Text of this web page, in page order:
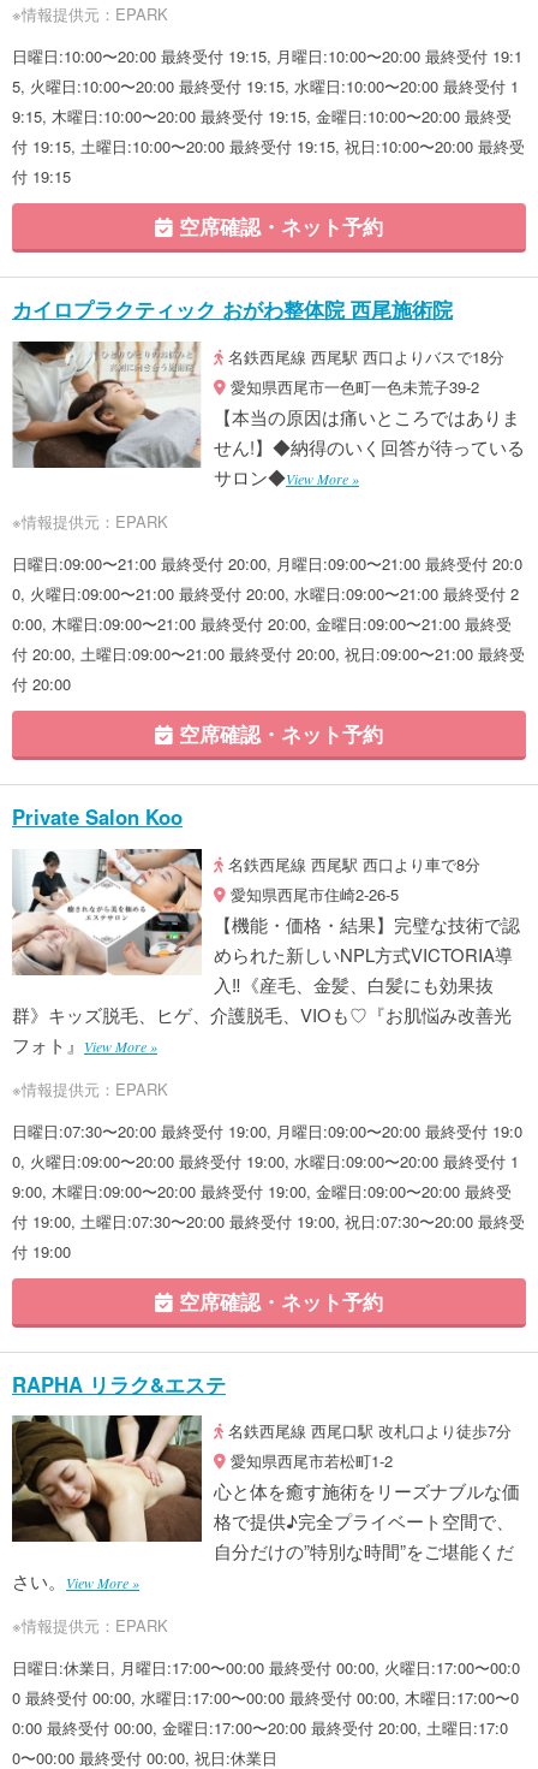
※情報提供元：EPARK
日曜日:10:00〜20:00 最終受付 19:15, 月曜日:10:00〜20:00 最終受付 19:1
5, 火曜日:10:00〜20:00 最終受付 19:15, 水曜日:10:00〜20:00 最終受付 1
9:15, 木曜日:10:00〜20:00 最終受付 19:15, 金曜日:10:00〜20:00 最終受
付 19:15, 土曜日:10:00〜20:00 最終受付 19:15, 祝日:10:00〜20:00 最終受
付 19:15
空席確認・ネット予約
カイロプラクティック おがわ整体院 西尾施術院
名鉄西尾線 西尾駅 西口よりバスで18分
愛知県西尾市一色町一色未荒子39-2
【本当の原因は痛いところではありま
せん!】◆納得のいく回答が待っている
サロン◆View More »
※情報提供元：EPARK
日曜日:09:00〜21:00 最終受付 20:00, 月曜日:09:00〜21:00 最終受付 20:0
0, 火曜日:09:00〜21:00 最終受付 20:00, 水曜日:09:00〜21:00 最終受付 2
0:00, 木曜日:09:00〜21:00 最終受付 20:00, 金曜日:09:00〜21:00 最終受
付 20:00, 土曜日:09:00〜21:00 最終受付 20:00, 祝日:09:00〜21:00 最終受
付 20:00
空席確認・ネット予約
Private Salon Koo
名鉄西尾線 西尾駅 西口より車で8分
愛知県西尾市住崎2-26-5
【機能・価格・結果】完璧な技術で認
められた新しいNPL方式VICTORIA導
入‼《産毛、金髪、白髪にも効果抜
群》キッズ脱毛、ヒゲ、介護脱毛、VIOも♡『お肌悩み改善光
フォト』
View More »
※情報提供元：EPARK
日曜日:07:30〜20:00 最終受付 19:00, 月曜日:09:00〜20:00 最終受付 19:0
0, 火曜日:09:00〜20:00 最終受付 19:00, 水曜日:09:00〜20:00 最終受付 1
9:00, 木曜日:09:00〜20:00 最終受付 19:00, 金曜日:09:00〜20:00 最終受
付 19:00, 土曜日:07:30〜20:00 最終受付 19:00, 祝日:07:30〜20:00 最終受
付 19:00
空席確認・ネット予約
RAPHA リラク&エステ
名鉄西尾線 西尾口駅 改札口より徒歩7分
愛知県西尾市若松町1-2
心と体を癒す施術をリーズナブルな価
格で提供♪完全プライベート空間で、
自分だけの”特別な時間”をご堪能くだ
さい。
View More »
※情報提供元：EPARK
日曜日:休業日, 月曜日:17:00〜00:00 最終受付 00:00, 火曜日:17:00〜00:0
0 最終受付 00:00, 水曜日:17:00〜00:00 最終受付 00:00, 木曜日:17:00〜0
0:00 最終受付 00:00, 金曜日:17:00〜20:00 最終受付 20:00, 土曜日:17:0
0〜00:00 最終受付 00:00, 祝日:休業日